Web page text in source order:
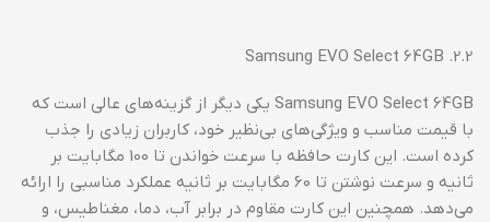
Samsung EVO Select 64GB یکی دیگر از گزینه‌های عالی است که
با قیمت مناسب و ویژگی‌های بی‌نظیر خود، کاربران زیادی را جذب
کرده است. این کارت حافظه با سرعت خواندن تا 100 مگابایت بر
ثانیه و سرعت نوشتن تا 60 مگابایت بر ثانیه عملکرد مناسبی را ارائه
می‌دهد. همچنین این کارت مقاوم در برابر آب، دما، مغناطیس، و